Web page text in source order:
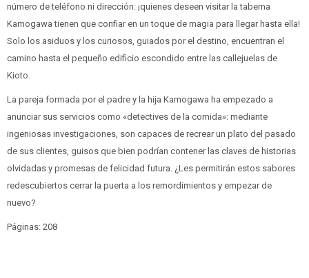
número de teléfono ni dirección: ¡quienes deseen visitar la taberna
Kamogawa tienen que confiar en un toque de magia para llegar hasta ella!
Solo los asiduos y los curiosos, guiados por el destino, encuentran el
camino hasta el pequeño edificio escondido entre las callejuelas de
Kioto.
La pareja formada por el padre y la hija Kamogawa ha empezado a
anunciar sus servicios como «detectives de la comida»: mediante
ingeniosas investigaciones, son capaces de recrear un plato del pasado
de sus clientes, guisos que bien podrían contener las claves de historias
olvidadas y promesas de felicidad futura. ¿Les permitirán estos sabores
redescubiertos cerrar la puerta a los remordimientos y empezar de
nuevo?
Páginas: 208